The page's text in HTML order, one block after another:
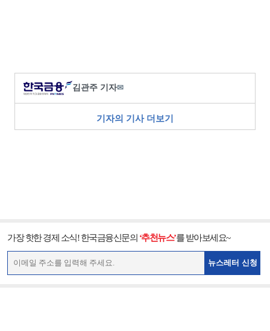
김관주 기자✉
기자의 기사 더보기
가장 핫한 경제 소식! 한국금융신문의 ‘추천뉴스’를 받아보세요~
뉴스레터 신청